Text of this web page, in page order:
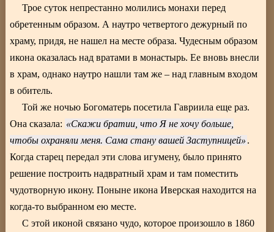
Трое суток непрестанно молились монахи перед
обретенным образом. А наутро четвертого дежурный по
храму, придя, не нашел на месте образа. Чудесным образом
икона оказалась над вратами в монастырь. Ее вновь внесли
в храм, однако наутро нашли там же – над главным входом
в обитель.
Той же ночью Богоматерь посетила Гавриила еще раз.
Она сказала:
Скажи братии, что Я не хочу больше,
чтобы охраняли меня. Сама стану вашей Заступницей
.
Когда старец передал эти слова игумену, было принято
решение построить надвратный храм и там поместить
чудотворную икону. Поныне икона Иверская находится на
когда-то выбранном ею месте.
С этой иконой связано чудо, которое произошло в 1860